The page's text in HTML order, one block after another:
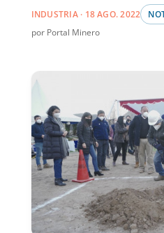
INDUSTRIA · 18 AGO. 2022
por Portal Minero